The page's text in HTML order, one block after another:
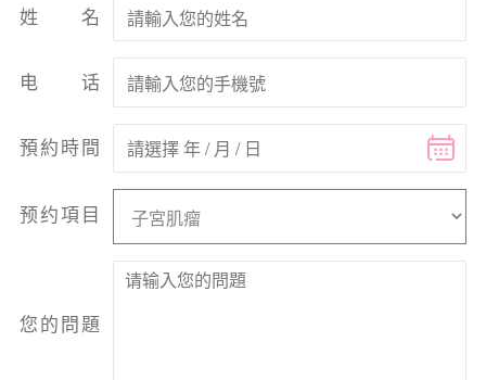
姓名
电话
預約時間
预约項目
您的問題